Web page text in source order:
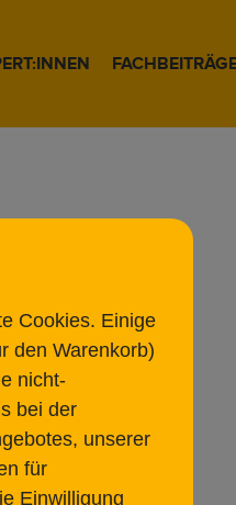
und
Voigt ist
Tätigkeit war und ist der
wettbewerbsfähigen
Cookies. Einige
den Warenkorb)
nicht-
bei der
unserer
für
Einwilligung